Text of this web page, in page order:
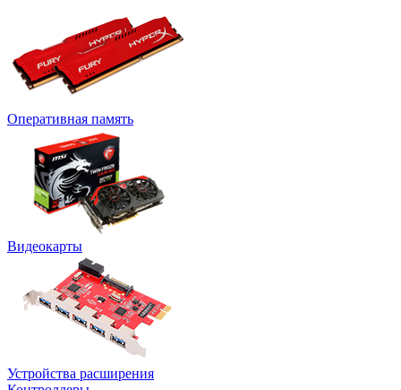
Оперативная память
Видеокарты
Устройства расширения